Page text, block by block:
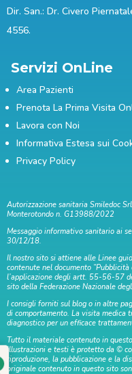
Dir. San.: Dr. Civero
4556.
Servizi OnLine
Area Pazienti
Prenota La Prima Visita
Lavora con Noi
Informativa Estesa sui
Privacy Policy
Autorizzazione sanitaria Smiledoc
Monterotondo n. G13988/2022
Messaggio informativo sanitario ai
30/12/18.
Il nostro sito si attiene alle Linee
contenute nel documento
l’applicazione degli artt. 55-56-57
sito della Federazione Nazionale
I consigli forniti sul blog o in altre
di comportamento. La visita medica
diagnostico per un efficace
Tutto il materiale contenuto in
illustrazioni e testi è protetto da ©
riproduzione, la pubblicazione e la
originale contenuto in questo sito